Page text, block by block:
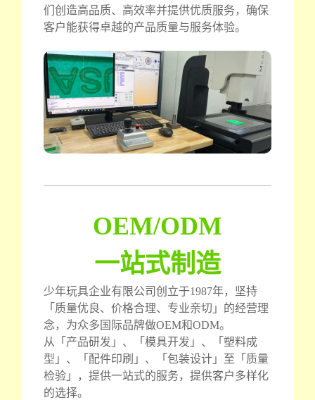
们创造高品质、高效率并提供优质服务，确保
客户能获得卓越的产品质量与服务体验。
OEM/ODM
一站式制造
少年玩具企业有限公司创立于1987年，坚持
「质量优良、价格合理、专业亲切」的经营理
念，为众多国际品牌做OEM和ODM。
从「产品研发」、「模具开发」、「塑料成
型」、「配件印刷」、「包装设计」至「质量
检验」，提供一站式的服务，提供客户多样化
的选择。